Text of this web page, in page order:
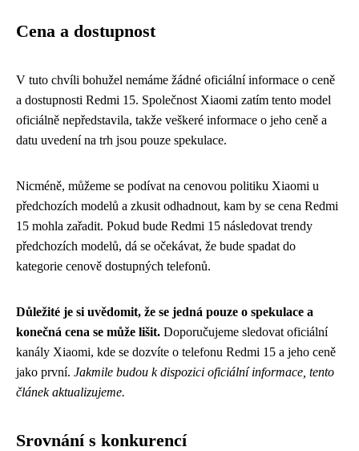
Cena a dostupnost
V tuto chvíli bohužel nemáme žádné oficiální informace o ceně
a dostupnosti Redmi 15. Společnost Xiaomi zatím tento model
oficiálně nepředstavila, takže veškeré informace o jeho ceně a
datu uvedení na trh jsou pouze spekulace.
Nicméně, můžeme se podívat na cenovou politiku Xiaomi u
předchozích modelů a zkusit odhadnout, kam by se cena Redmi
15 mohla zařadit. Pokud bude Redmi 15 následovat trendy
předchozích modelů, dá se očekávat, že bude spadat do
kategorie cenově dostupných telefonů.
Důležité je si uvědomit, že se jedná pouze o spekulace a
konečná cena se může lišit. Doporučujeme sledovat oficiální
kanály Xiaomi, kde se dozvíte o telefonu Redmi 15 a jeho ceně
jako první. Jakmile budou k dispozici oficiální informace, tento
článek aktualizujeme.
Srovnání s konkurencí